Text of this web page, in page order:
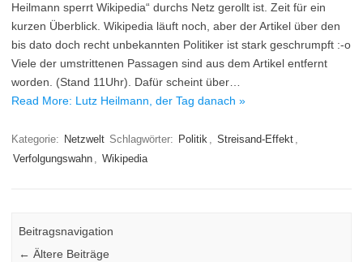
Heilmann sperrt Wikipedia“ durchs Netz gerollt ist. Zeit für ein
kurzen Überblick. Wikipedia läuft noch, aber der Artikel über den
bis dato doch recht unbekannten Politiker ist stark geschrumpft :-o
Viele der umstrittenen Passagen sind aus dem Artikel entfernt
worden. (Stand 11Uhr). Dafür scheint über…
Read More: Lutz Heilmann, der Tag danach »
Kategorie: Netzwelt Schlagwörter: Politik , Streisand-Effekt ,
Verfolgungswahn , Wikipedia
Beitragsnavigation
← Ältere Beiträge